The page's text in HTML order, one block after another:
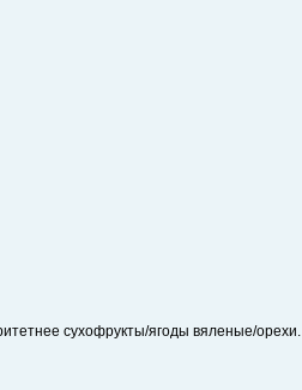
сухофрукты/ягоды вяленые/орехи.